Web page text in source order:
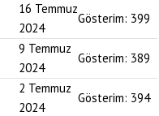
16 Temmuz
2024
Gösterim: 399
9 Temmuz
2024
Gösterim: 389
2 Temmuz
2024
Gösterim: 394